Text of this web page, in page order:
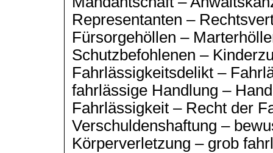
Representanten –
Fürsorgehöllen –
Schutzbefohlenen –
Fahrlässigkeitsdelikt –
fahrlässige Handlung –
Fahrlässigkeit – Recht der
Verschuldenshaftung –
Körperverletzung – grob